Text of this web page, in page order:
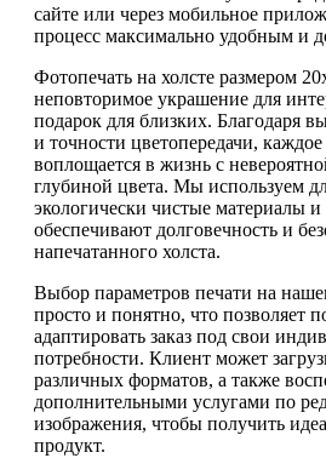
сайте или через мобильное
процесс максимально удобным и
Фотопечать на холсте размером
неповторимое украшение для
подарок для близких. Благодаря
и точности цветопередачи,
воплощается в жизнь с
глубиной цвета. Мы используем
экологически чистые материалы
обеспечивают долговечность и
напечатанного холста.
Выбор параметров печати на
просто и понятно, что позволяет
адаптировать заказ под свои
потребности. Клиент может
различных форматов, а также
дополнительными услугами по
изображения, чтобы получить
продукт.